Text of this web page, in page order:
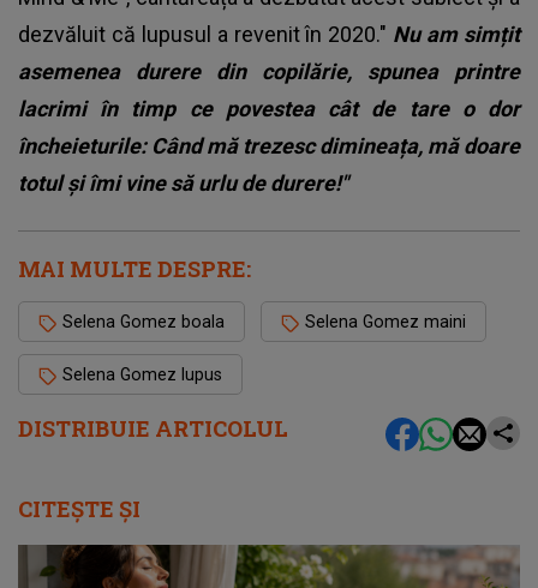
DISTRIBUIE ARTICOLUL
dezvăluit că lupusul a revenit în 2020." Nu am simțit
asemenea durere din copilărie, spunea printre
lacrimi în timp ce povestea cât de tare o dor
încheieturile: Când mă trezesc dimineața, mă doare
totul și îmi vine să urlu de durere!"
MAI MULTE DESPRE:
Selena Gomez boala Selena Gomez maini
Selena Gomez lupus
CITEȘTE ȘI